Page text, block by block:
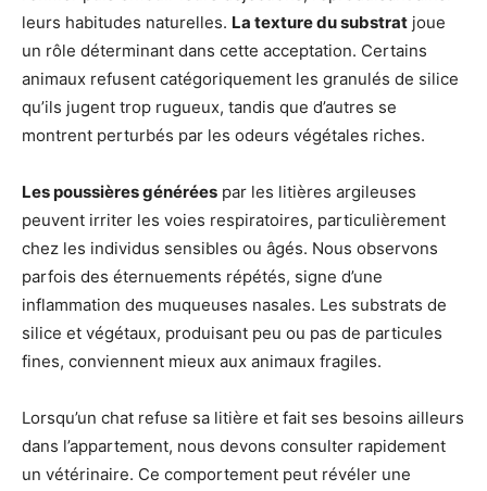
leurs habitudes naturelles. La texture du substrat joue
un rôle déterminant dans cette acceptation. Certains
animaux refusent catégoriquement les granulés de silice
qu’ils jugent trop rugueux, tandis que d’autres se
montrent perturbés par les odeurs végétales riches.
Les poussières générées par les litières argileuses
peuvent irriter les voies respiratoires, particulièrement
chez les individus sensibles ou âgés. Nous observons
parfois des éternuements répétés, signe d’une
inflammation des muqueuses nasales. Les substrats de
silice et végétaux, produisant peu ou pas de particules
fines, conviennent mieux aux animaux fragiles.
Lorsqu’un chat refuse sa litière et fait ses besoins ailleurs
dans l’appartement, nous devons consulter rapidement
un vétérinaire. Ce comportement peut révéler une